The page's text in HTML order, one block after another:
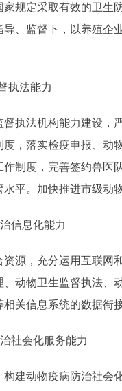
规定采取有效的卫生
、监督下，以养殖企
执法能力
法机构能力建设，严
，落实检疫申报、动
制度，完善签约兽医
平。加快推进市级动
信息化能力
，充分运用互联网和
动物卫生监督执法、
关信息系统的数据衔
会化服务能力
动物疫病防治社会化